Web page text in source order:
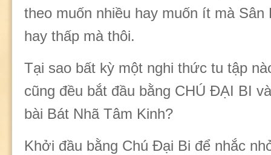
theo muốn nhiều hay muốn ít mà Sân
hay thấp mà thôi.
Tại sao bất kỳ một nghi thức tu tập
cũng đều bắt đầu bằng CHÚ ĐẠI BI
bài Bát Nhã Tâm Kinh?
Khởi đầu bằng Chú Đại Bi để nhắc